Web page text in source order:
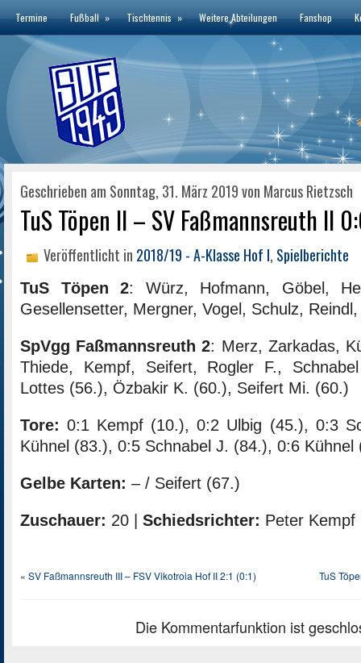
Termine Fußball » Tischtennis » Weitere Abteilungen Fanshop
Geschrieben am Sonntag, 31. März 2019 von Marcus Rietzsch
TuS Töpen II – SV Faßmannsreuth II
Veröffentlicht in 2018/19 - A-Klasse Hof I, Spielberichte
TuS Töpen 2: Würz, Hofmann, Göbel,
Gesellensetter, Mergner, Vogel, Schulz,
SpVgg Faßmannsreuth 2: Merz, Zarkadas,
Thiede, Kempf, Seifert, Rogler F.,
Lottes (56.), Özbakir K. (60.), Seifert Mi. (60.)
Tore: 0:1 Kempf (10.), 0:2 Ulbig (45.), 0:3
Kühnel (83.), 0:5 Schnabel J. (84.), 0:6 Kühnel
Gelbe Karten: – / Seifert (67.)
Zuschauer: 20 | Schiedsrichter: Peter Kempf
« SV Faßmannsreuth III – FSV Vikotroia Hof II 2:1 (0:1) TuS
Die Kommentarfunktion ist